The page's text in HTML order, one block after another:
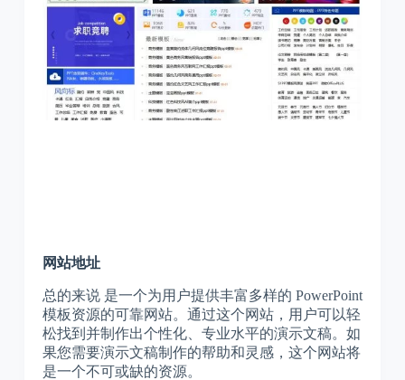
网站地址
总的来说 是一个为用户提供丰富多样的 PowerPoint
模板资源的可靠网站。通过这个网站，用户可以轻
松找到并制作出个性化、专业水平的演示文稿。如
果您需要演示文稿制作的帮助和灵感，这个网站将
是一个不可或缺的资源。